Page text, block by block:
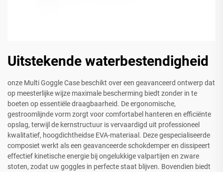
Uitstekende waterbestendigheid
onze Multi Goggle Case beschikt over een geavanceerd ontwerp dat
op meesterlijke wijze maximale bescherming biedt zonder in te
boeten op essentiële draagbaarheid. De ergonomische,
gestroomlijnde vorm zorgt voor comfortabel hanteren en efficiënte
opslag, terwijl de kernstructuur is vervaardigd uit professioneel
kwalitatief, hoogdichtheidse EVA-materiaal. Deze gespecialiseerde
composiet werkt als een geavanceerde schokdemper en dissipeert
effectief kinetische energie bij ongelukkige valpartijen en zware
stoten, zodat uw goggles in perfecte staat blijven. Bovendien biedt